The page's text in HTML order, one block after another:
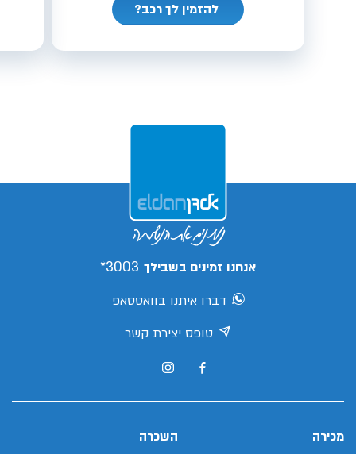
להזמין לך רכב?
אנחנו זמינים בשבילך 3003*
דברו איתנו בוואטסאפ
טופס יצירת קשר
מכירה השכרה